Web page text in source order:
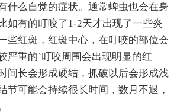
什么自觉的症状。通常蜱虫也会在身
如有的叮咬了1-2天才出现了一些炎
些红斑，红斑中心，在叮咬的部位会
严重的`叮咬周围会出现明显的红
间长会形成硬结，抓破以后会形成浅
节可能会持续很长时间，数月不退，